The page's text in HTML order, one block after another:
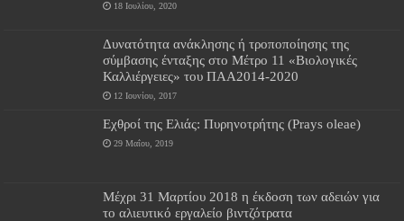
18 Ιουλίου, 2020
Δυνατότητα ανάκλησης ή τροποποίησης της
σύμβασης ένταξης στο Μέτρο 11 «Βιολογικές
Καλλιέργειες» του ΠΑΑ2014-2020
12 Ιουνίου, 2017
Εχθροί της Ελιάς: Πυρηνοτρήτης (Prays oleae)
29 Μαΐου, 2019
Μέχρι 31 Μαρτίου 2018 η έκδοση των αδειών για
το αλιευτικό εργαλείο βιντζότρατα